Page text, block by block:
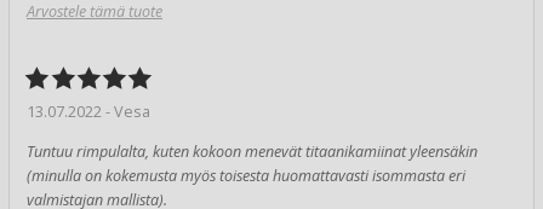
Arvostele tämä tuote
13.07.2022 - Vesa
Tuntuu rimpulalta, kuten kokoon menevät titaanikamiinat yleensäkin
(minulla on kokemusta myös toisesta huomattavasti isommasta eri
valmistajan mallista).